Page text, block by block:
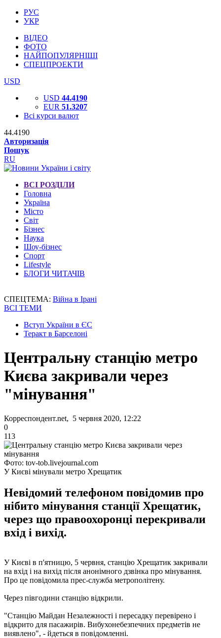
РУС
УКР
ВІДЕО
ФОТО
НАЙПОПУЛЯРНІШІ
СПЕЦПРОЕКТИ
USD
USD 44.4190
EUR 51.3207
Всі курси валют
44.4190
Авторизація
Пошук
RU
ВСІ РОЗДІЛИ
Головна
Україна
Місто
Світ
Бізнес
Наука
Шоу-бізнес
Спорт
Lifestyle
БЛОГИ ЧИТАЧІВ
СПЕЦТЕМА: Війна в Ірані
ВСІ ТЕМИ
Вступ України в ЄС
Теракт в Барселоні
Центральну станцію метро
Києва закривали через
"мінування"
Корреспондент.net, 5 червня 2020, 12:22
0
113
Фото: tov-tob.livejournal.com
У Києві мінували метро Хрещатик
Невідомий телефоном повідомив про
нібито мінування станції Хрещатик,
через що правоохоронці перекривали
вхід і вихід.
У Києві в п'ятницю, 5 червня, станцію Хрещатик закривали
на вхід і на вихід після анонімного дзвінка про мінування.
Про це повідомила прес-служба метрополітену.
Через півгодини станцію відкрили.
"Станцію Майдан Незалежності і пересадку перевірено і
відкрито для пасажирів. Вибухонебезпечних предметів не
виявлено", - йдеться в повідомленні.